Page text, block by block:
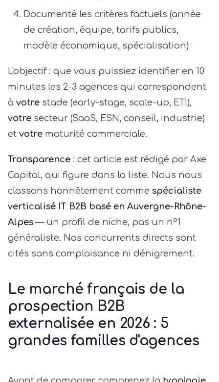
Documenté les critères factuels (année
de création, équipe, tarifs publics,
modèle économique, spécialisation)
L'objectif : que vous puissiez identifier en 10
minutes les 2-3 agences qui correspondent
à votre stade (early-stage, scale-up, ETI),
votre secteur (SaaS, ESN, conseil, industrie)
et votre maturité commerciale.
Transparence : cet article est rédigé par Axe
Capital, qui figure dans la liste. Nous nous
classons honnêtement comme spécialiste
verticalisé IT B2B basé en Auvergne-Rhône-
Alpes — un profil de niche, pas un n°1
généraliste. Nos concurrents directs sont
cités sans complaisance ni dénigrement.
Le marché français de la
prospection B2B
externalisée en 2026 : 5
grandes familles d'agences